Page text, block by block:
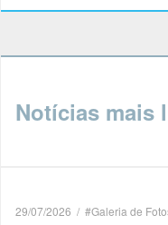
Notícias mais
29/07/2026 / #Galeria de